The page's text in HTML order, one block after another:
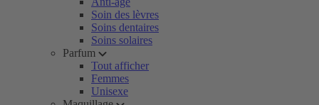
Soin des lèvres
Soins dentaires
Soins solaires
Parfum
Tout afficher
Femmes
Unisexe